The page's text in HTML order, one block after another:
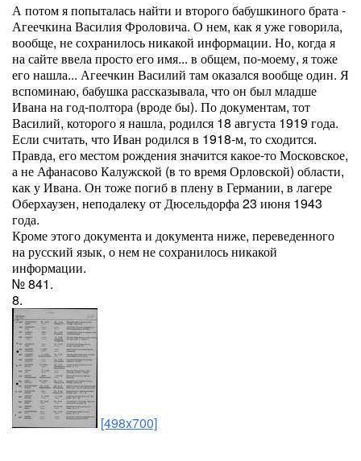
А потом я попыталась найти и второго бабушкиного брата -
Агеечкина Василия Фроловича. О нем, как я уже говорила,
вообще, не сохранилось никакой информации. Но, когда я
на сайте ввела просто его имя... в общем, по-моему, я тоже
его нашла... Агеечкин Василий там оказался вообще один. Я
вспоминаю, бабушка рассказывала, что он был младше
Ивана на год-полтора (вроде бы). По документам, тот
Василий, которого я нашла, родился 18 августа 1919 года.
Если считать, что Иван родился в 1918-м, то сходится.
Правда, его местом рождения значится какое-то Московское,
а не Афанасово Калужской (в то время Орловской) области,
как у Ивана. Он тоже погиб в плену в Германии, в лагере
Оберхаузен, неподалеку от Дюсельдорфа 23 июня 1943
года.
Кроме этого документа и документа ниже, переведенного
на русский язык, о нем не сохранилось никакой
информации.
№ 841.
8.
[498x700]